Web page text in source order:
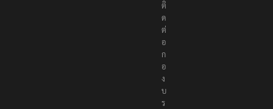
ติ
ด
ต่
อ
ก
อ
ง
บ
ร